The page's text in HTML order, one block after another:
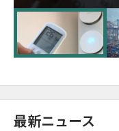
に需給対応体制
最新ニュース